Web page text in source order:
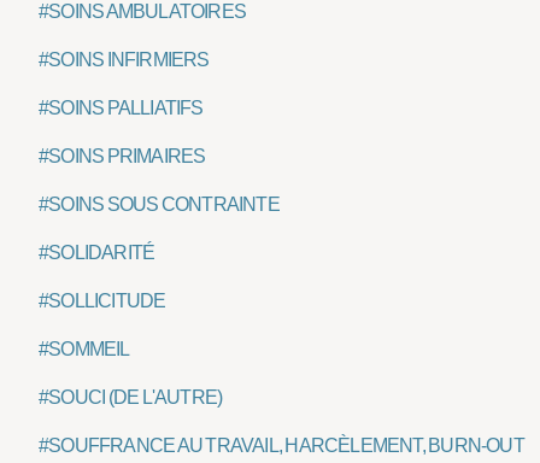
#SOINS AMBULATOIRES
#SOINS INFIRMIERS
#SOINS PALLIATIFS
#SOINS PRIMAIRES
#SOINS SOUS CONTRAINTE
#SOLIDARITÉ
#SOLLICITUDE
#SOMMEIL
#SOUCI (DE L'AUTRE)
#SOUFFRANCE AU TRAVAIL, HARCÈLEMENT, BURN-OUT